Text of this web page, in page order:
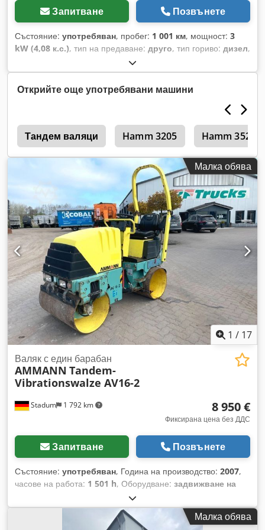
Запитване Позвънете
Състояние: употребяван, пробег: 1 001 км, мощност: 3
kW (4,08 к.с.), тип на предаване: друго, тип гориво: дизел,
111 кг
01/2006, Година на производство:2006, кабина на
шофьора:друго, Местоположение на превозното
средство: Бовенден, Дизелов двигател Hatz! ДАННИ ЗА
продажба и грешки са възможни! Codpfoxy Sw Sox Ahtjrf
Открийте още употребявани машини
Тандем валяци Hamm 3205 Hamm 3520
Малка обява
1 / 17
Stadum 1 792 km
Валяк с един барабан
AMMANN Tandem-
Vibrationswalze AV16-2
8 950 €
Фиксирана цена без ДДС
Запитване Позвънете
Състояние: употребяван, Година на производство: 2007,
часове на работа: 1 501 h, Оборудване: задвижване на
, Номер на склад: 5806 Ammann тандемна
вибрационна седлова валяк, модел AV16-2 ---- *
Производител: Ammann * Модел: AV16-2 * Година на
Малка обява